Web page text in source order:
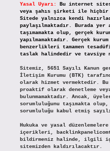
Yasal Uyarı:
Bu internet
veya şahıs şirketi ile hiçbir
Sitede yalnızca kendi
paylaşılmaktadır. Burada
taşımamakta olup, gerçek
yapılmamaktadır. Gerçek
benzerlikleri tamamen
taslak halindedir ve tavsiye
Sitemiz, 5651 Sayılı Kanun
İletişim Kurumu (BTK)
olarak hizmet vermektedir.
proaktif olarak denetleme veya
bulunmamaktadır. Ancak,
sorumluluğunu taşımakta
sorumluluğu kabul etmiş
Hukuka ve yasal
içerikleri,
bildirmeniz halinde, ilgili
sitemizden kaldırılacaktır.